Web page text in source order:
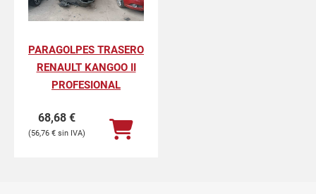
PARAGOLPES TRASERO
RENAULT KANGOO II
PROFESIONAL
68,68 €
56,76 €